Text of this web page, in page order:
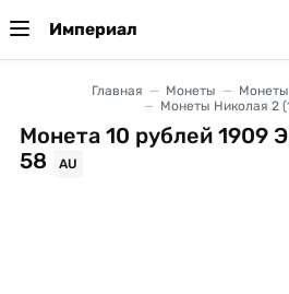
Империал
Главная Монеты
Монеты Николая 2
Монета 10 рублей 1909
58
AU